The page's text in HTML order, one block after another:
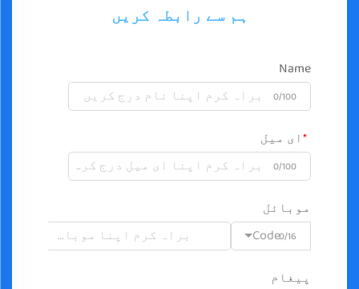
ہم سے رابطہ کریں
Name
0/100
ای میل
0/100
موبائل
Code0/16
پیغام